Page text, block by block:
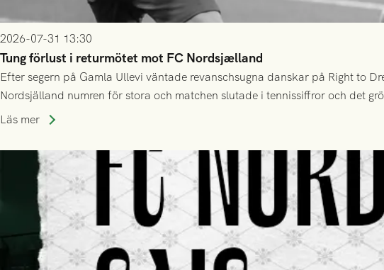
2026-07-31 13:30
Tung förlust i returmötet mot FC Nordsjælland
Efter segern på Gamla Ullevi väntade revanschsugna danskar på Right to
Nordsjälland numren för stora och matchen slutade i tennissiffror och det
Läs mer